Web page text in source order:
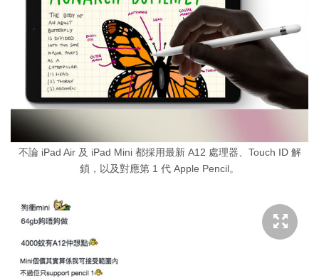
不論 iPad Air 及 iPad Mini 都採用最新 A12 處理器、Touch ID 解
鎖，以及對應第 1 代 Apple Pencil。